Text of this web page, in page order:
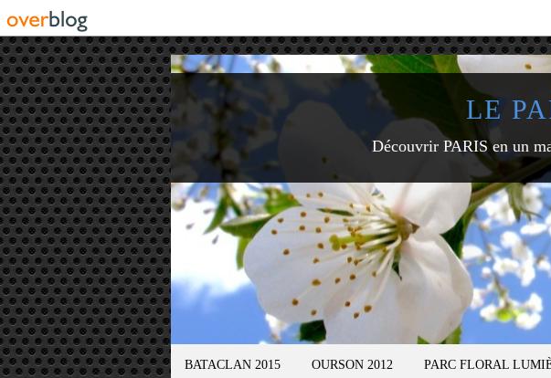
LE
Découvrir PARIS en un
BATACLAN 2015 OURSON 2012 PARC FLORAL